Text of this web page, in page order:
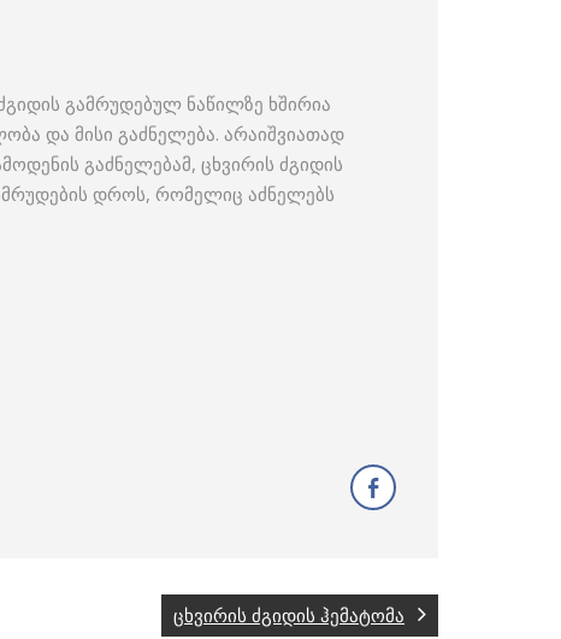
გამრუდებულ ნაწილზე ხშირია
და მისი გაძნელება. არაიშვიათად
გაძნელებამ, ცხვირის ძგიდის
დროს, რომელიც აძნელებს
ცხვირის ძგიდის ჰემატომა